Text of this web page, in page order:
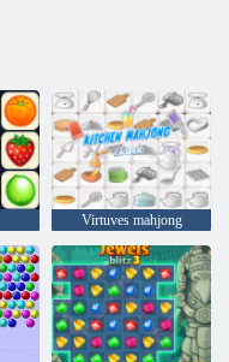
Virtuves mahjong